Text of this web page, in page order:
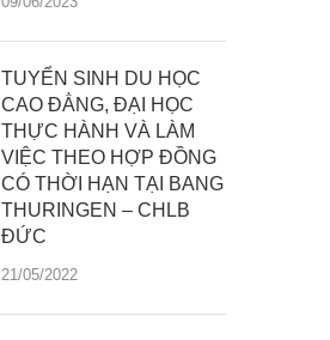
TUYỂN SINH DU HỌC
CAO ĐẲNG, ĐẠI HỌC
THỰC HÀNH VÀ LÀM
VIỆC THEO HỢP ĐỒNG
CÓ THỜI HẠN TẠI BANG
THURINGEN – CHLB
ĐỨC
21/05/2022